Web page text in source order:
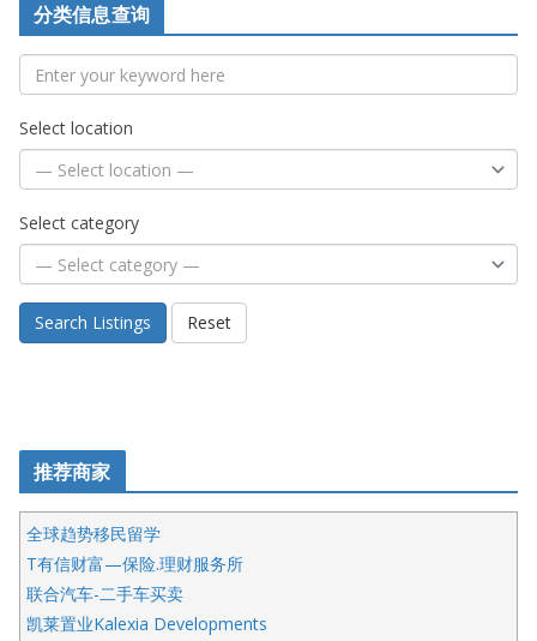
分类信息查询
Select location
Select category
Search Listings Reset
推荐商家
全球趋势移民留学
T有信财富—保险.理财服务所
联合汽车-二手车买卖
凯莱置业Kalexia Developments